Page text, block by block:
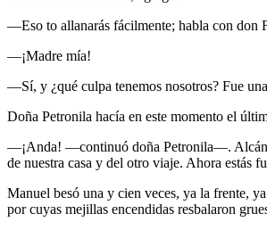
—Eso to allanarás fácilmente; habla con don
—¡Madre mía!
—Sí, y ¿qué culpa tenemos nosotros? Fue
Doña Petronila hacía en este momento el
—¡Anda! —continuó doña Petronila—.
de nuestra casa y del otro viaje. Ahora estás
Manuel besó una y cien veces, ya la frente,
por cuyas mejillas encendidas resbalaron